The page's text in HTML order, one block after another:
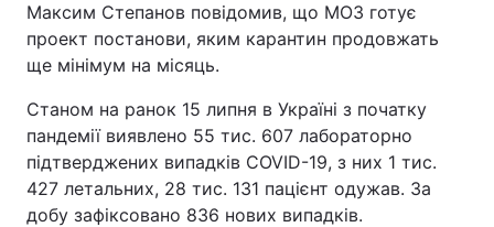
Максим Степанов повідомив, що МОЗ готує
проект постанови, яким карантин продовжать
ще мінімум на місяць.
Станом на ранок 15 липня в Україні з початку
пандемії виявлено 55 тис. 607 лабораторно
підтверджених випадків COVID-19, з них 1 тис.
427 летальних, 28 тис. 131 пацієнт одужав. За
добу зафіксовано 836 нових випадків.